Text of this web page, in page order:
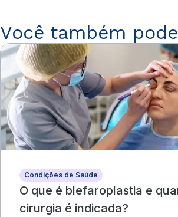
Você também
Condições de Saúde
O que é blefaroplastia e
cirurgia é indicada?